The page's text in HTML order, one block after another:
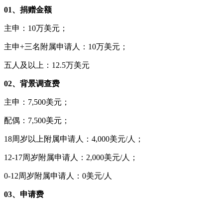
01、捐赠金额
主申：10万美元；
主申+三名附属申请人：10万美元；
五人及以上：12.5万美元
02、背景调查费
主申：7,500美元；
配偶：7,500美元；
18周岁以上附属申请人：4,000美元/人；
12-17周岁附属申请人：2,000美元/人；
0-12周岁附属申请人：0美元/人
03、申请费